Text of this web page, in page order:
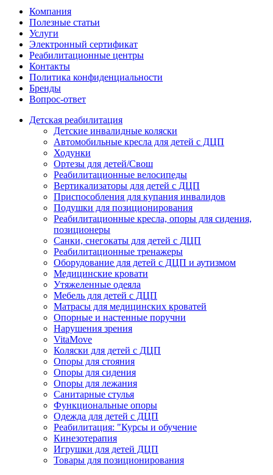
Компания
Полезные статьи
Услуги
Электронный сертификат
Реабилитационные центры
Контакты
Политика конфиденциальности
Бренды
Вопрос-ответ
Детская реабилитация
Детские инвалидные коляски
Автомобильные кресла для детей с ДЦП
Ходунки
Ортезы для детей/Свош
Реабилитационные велосипеды
Вертикализаторы для детей с ДЦП
Приспособления для купания инвалидов
Подушки для позиционирования
Реабилитационные кресла, опоры для сидения,
позиционеры
Санки, снегокаты для детей с ДЦП
Реабилитационные тренажеры
Оборудование для детей с ДЦП и аутизмом
Медицинские кровати
Утяжеленные одеяла
Мебель для детей с ДЦП
Матрасы для медицинских кроватей
Опорные и настенные поручни
Нарушения зрения
VitaMove
Коляски для детей с ДЦП
Опоры для стояния
Опоры для сидения
Опоры для лежания
Санитарные стулья
Функциональные опоры
Одежда для детей с ДЦП
Реабилитация: "Курсы и обучение
Кинезотерапия
Игрушки для детей ДЦП
Товары для позиционирования